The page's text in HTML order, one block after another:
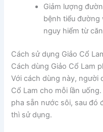
Giảm lượng
bệnh tiểu đường
nguy hiểm từ
Cách sử dụng Giảo Cổ
Cách dùng Giảo Cổ Lam
Với cách dùng này, người
Cổ Lam cho mỗi lần
pha sẵn nước sôi, sau đó
thì sử dụng.